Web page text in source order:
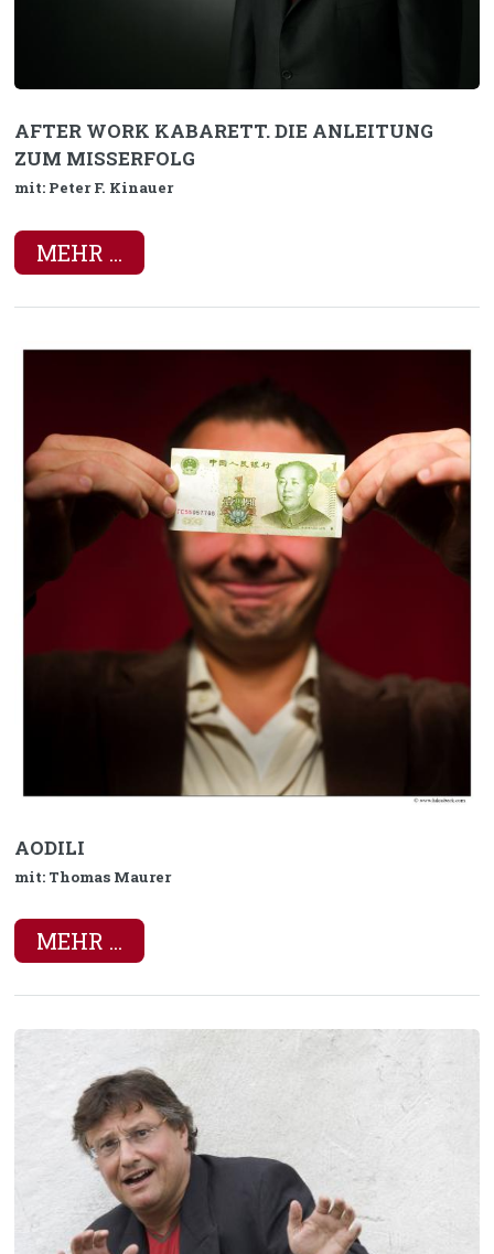
AFTER WORK KABARETT. DIE ANLEITUNG
ZUM MISSERFOLG
mit: Peter F. Kinauer
MEHR ...
AODILI
mit: Thomas Maurer
MEHR ...